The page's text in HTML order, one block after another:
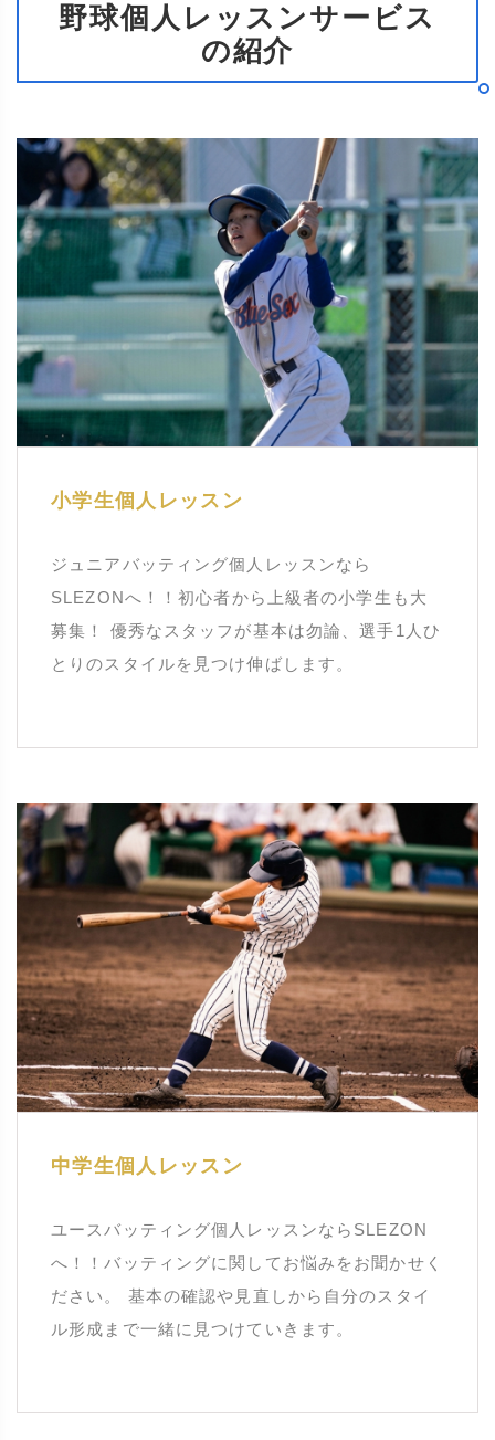
野球個人レッスンサービス
の紹介
小学生個人レッスン
ジュニアバッティング個人レッスンなら
SLEZONへ！！初心者から上級者の小学生も大
募集！ 優秀なスタッフが基本は勿論、選手1人ひ
とりのスタイルを見つけ伸ばします。
中学生個人レッスン
ユースバッティング個人レッスンならSLEZON
へ！！バッティングに関してお悩みをお聞かせく
ださい。 基本の確認や見直しから自分のスタイ
ル形成まで一緒に見つけていきます。